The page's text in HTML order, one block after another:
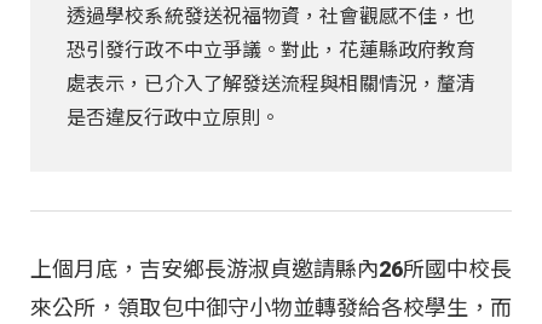
透過學校系統發送祝福物資，社會觀感不佳，也
恐引發行政不中立爭議。對此，花蓮縣政府教育
處表示，已介入了解發送流程與相關情況，釐清
是否違反行政中立原則。
上個月底，吉安鄉長游淑貞邀請縣內26所國中校長
來公所，領取包中御守小物並轉發給各校學生，而